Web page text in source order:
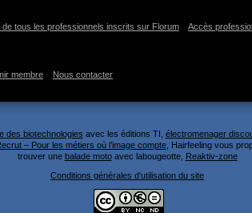
de tous les professionnels inscrits sur Florum Accès
membre Nous contacter
des biotechnologies avec les éditions TI, électromenager
– Pour les métiers où l’image compte, Hairfeeling vous
trouver une balade motoavec labougeotte, Reaktiv-zone
Conditions générales d'utilisation du site